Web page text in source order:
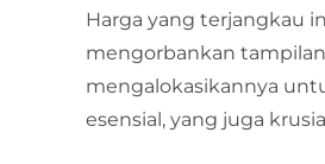
Harga yang terjangkau
mengorbankan tampilan
mengalokasikannya
esensial, yang juga